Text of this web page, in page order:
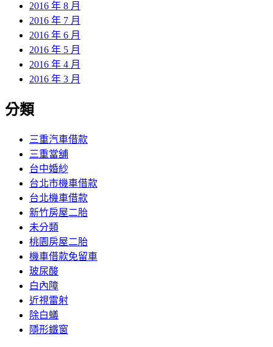
2016 年 8 月
2016 年 7 月
2016 年 6 月
2016 年 5 月
2016 年 4 月
2016 年 3 月
分類
三重汽車借款
三重當舖
台中婚紗
台北市機車借款
台北機車借款
新竹房屋二胎
未分類
桃園房屋二胎
機車借款免留車
玻尿酸
白內障
近視雷射
除白蟻
隱形鐵窗